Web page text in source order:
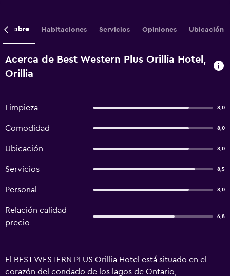
Sobre Habitaciones Servicios Opiniones Ubicación
Acerca de Best Western Plus Orillia Hotel,
Orillia
Limpieza 8,0
Comodidad 8,0
Ubicación 8,0
Servicios 8,5
Personal 8,0
Relación calidad-
precio
6,8
El BEST WESTERN PLUS Orillia Hotel está situado en el
corazón del condado de los lagos de Ontario,